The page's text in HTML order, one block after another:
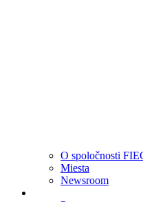
O spoločnosti
Miesta
Newsroom